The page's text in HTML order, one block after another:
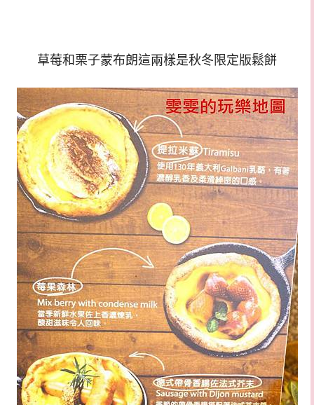
草莓和栗子蒙布朗這兩樣是秋冬限定版鬆餅